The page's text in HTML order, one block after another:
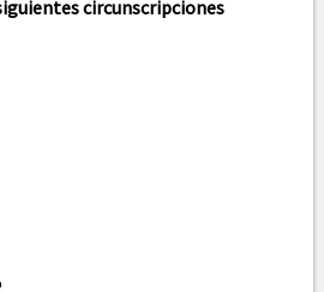
circunscripciones